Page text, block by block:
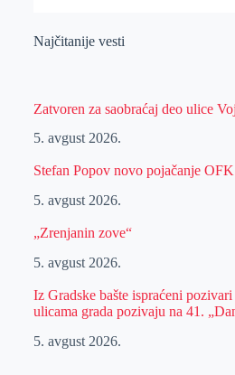
Najčitanije vesti
Zatvoren za saobraćaj deo ulice
5. avgust 2026.
Stefan Popov novo pojačanje
5. avgust 2026.
„Zrenjanin zove“
5. avgust 2026.
Iz Gradske bašte ispraćeni
ulicama grada pozivaju na 41.
5. avgust 2026.